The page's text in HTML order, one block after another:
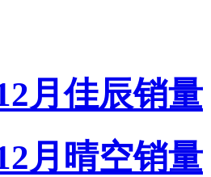
月佳辰销量
月晴空销量